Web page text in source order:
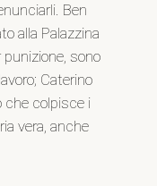
Ben
alla Palazzina
punizione, sono
Caterino
che colpisce i
vera, anche